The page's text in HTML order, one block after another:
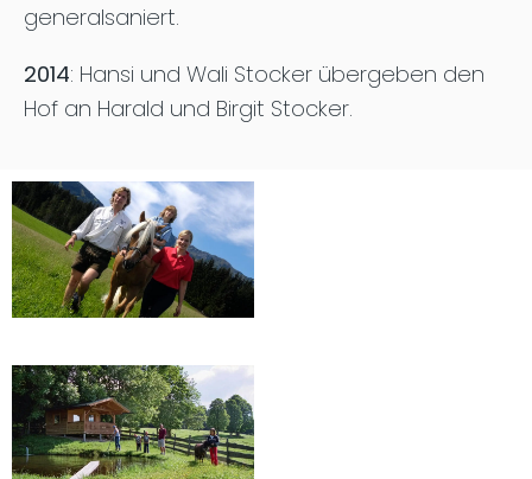
generalsaniert.
2014: Hansi und Wali Stocker übergeben den
Hof an Harald und Birgit Stocker.